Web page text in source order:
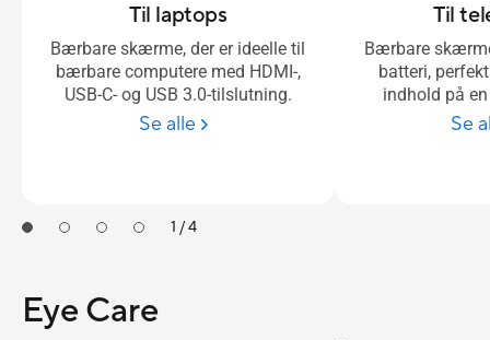
Til laptops
Bærbare skærme, der er ideelle til
bærbare computere med HDMI-,
USB-C- og USB 3.0-tilslutning.
Se alle
Til
Bærbare
batteri,
indhold på
Se
1 / 4
Eye Care